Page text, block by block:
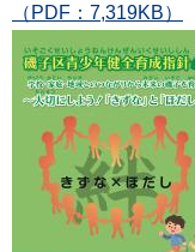
（PDF：7,319KB）